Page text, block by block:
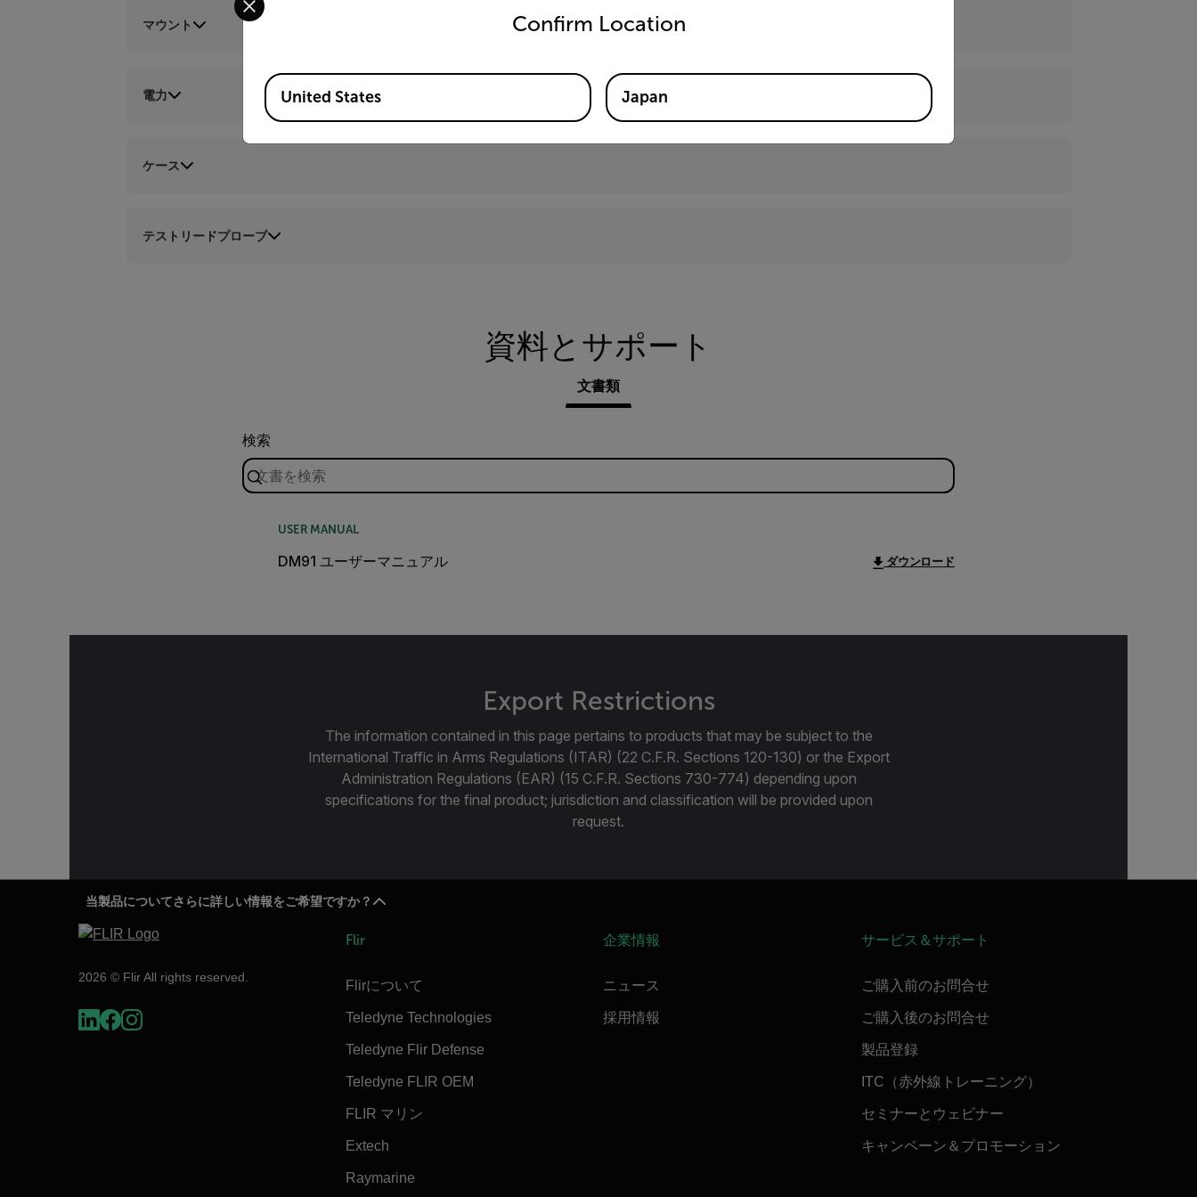
マウント
電力
ケース
テストリードプローブ
資料とサポート
文書類
検索
USER MANUAL
DM91 ユーザーマニュアル ダウンロード
Export Restrictions
The information contained in this page pertains to products that may be subject to the
International Traffic in Arms Regulations (ITAR) (22 C.F.R. Sections 120-130) or the Export
Administration Regulations (EAR) (15 C.F.R. Sections 730-774) depending upon
specifications for the final product; jurisdiction and classification will be provided upon
request.
当製品についてさらに詳しい情報をご希望ですか？
2026 © Flir All rights reserved.
Flir
Flirについて
Teledyne Technologies
Teledyne Flir Defense
Teledyne FLIR OEM
FLIR マリン
Extech
Raymarine
企業情報
ニュース
採用情報
サービス＆サポート
ご購入前のお問合せ
ご購入後のお問合せ
製品登録
ITC（赤外線トレーニング）
セミナーとウェビナー
キャンペーン＆プロモーション
Confirm Location
Available Locations
United States Japan